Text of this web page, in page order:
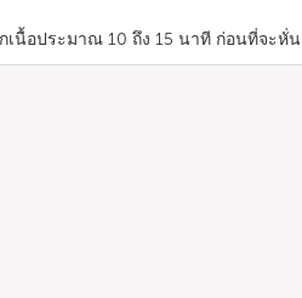
กเนื้อประมาณ 10 ถึง 15 นาที ก่อนที่จะหั่น